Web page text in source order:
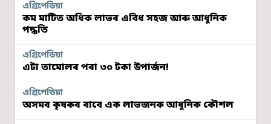
এগ্ৰিপেডিয়া
কম মাটিত অধিক লাভৰ এবিধ সহজ আৰু আধুনিক
পদ্ধতি
এগ্ৰিপেডিয়া
এটা তামোলৰ পৰা ৩০ টকা উপাৰ্জন!
এগ্ৰিপেডিয়া
অসমৰ কৃষকৰ বাবে এক লাভজনক আধুনিক কৌশল